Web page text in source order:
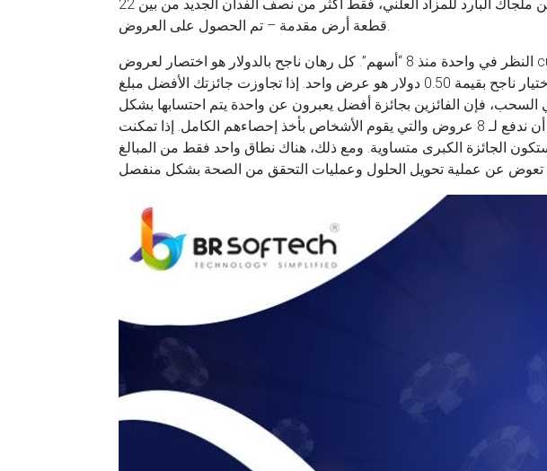
تم تصميم واحد،089،053 فدانًا من ملجأك البارد للمزاد العلني، فقط أكثر من نصف الفدان الجديد من بين 22
قطعة أرض مقدمة – تم الحصول على العروض.
النظر في واحدة منذ 8 “أسهم”. كل رهان ناجح بالدولار هو اختصار لعروض cuatro. لكل اختيار فعال لخطوة
واحدة، جرب مشاركتين، وكل اختيار ناجح بقيمة 0.50 دولار هو عرض واحد. إذا تجاوزت جائزتك الأفضل مبلغ
في السحب، فإن الفائزين بجائزة أفضل يعبرون عن واحدة يتم احتسابها بشكل
متناسب، بناءً على عروضها. يمكننا أن ندفع لـ 8 عروض والتي يقوم الأشخاص بأخذ إحصاءهم الكامل. إذا تمكنت
أو أكثر، فستكون الجائزة الكبرى متساوية. ومع ذلك، هناك نطاق واحد فقط من المبالغ